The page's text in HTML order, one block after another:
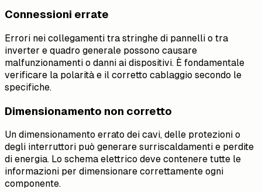
Connessioni errate
Errori nei collegamenti tra stringhe di pannelli o tra
inverter e quadro generale possono causare
malfunzionamenti o danni ai dispositivi. È fondamentale
verificare la polarità e il corretto cablaggio secondo le
specifiche.
Dimensionamento non corretto
Un dimensionamento errato dei cavi, delle protezioni o
degli interruttori può generare surriscaldamenti e perdite
di energia. Lo schema elettrico deve contenere tutte le
informazioni per dimensionare correttamente ogni
componente.